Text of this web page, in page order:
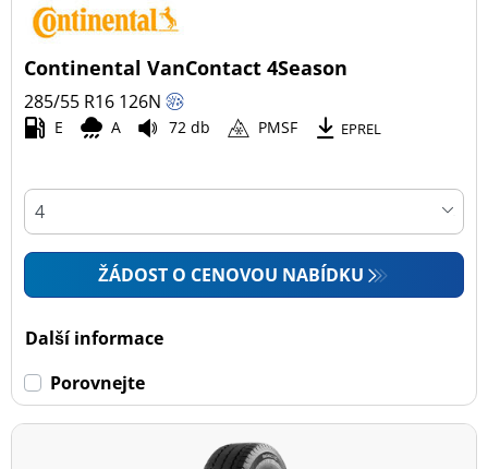
Typ vozidla
Všechny typy (2)
Osobní vůz (0)
4x4 (0)
Zemědělská technika (0)
Dojezdové
Dojezdové (0)
Ne dojezdové (2)
Continental VanContact 4Season
285/55 R16 126N
E A 72 db PMSF EPREL
ŽÁDOST O CENOVOU NABÍDKU
Další informace
Porovnejte